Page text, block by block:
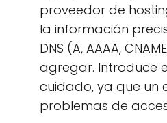
proveedor de
la información
DNS (A, AAAA,
agregar. Introduce
cuidado, ya que un
problemas de